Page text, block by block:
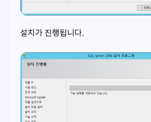
설치가 진행됩니다.